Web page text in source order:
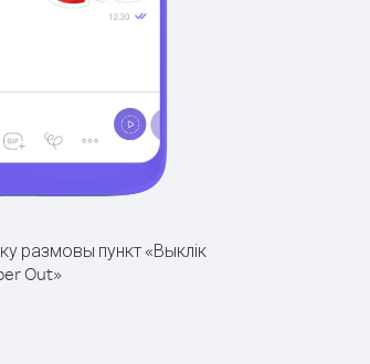
размовы пункт «Выклік
Out»